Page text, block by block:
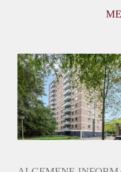
Huurtoeslag
Niet mogelijk
Inkomen eis
2,7 X De bruto Huur
Huurtermijn
Onbepaalde termijn
Oplevering